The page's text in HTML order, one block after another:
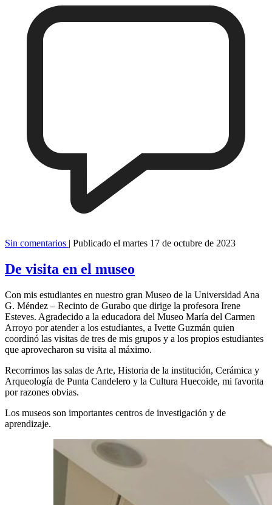
Sin comentarios | Publicado el martes 17 de octubre de 2023
De visita en el museo
Con mis estudiantes en nuestro gran Museo de la Universidad Ana
G. Méndez – Recinto de Gurabo que dirige la profesora Irene
Esteves. Agradecido a la educadora del Museo María del Carmen
Arroyo por atender a los estudiantes, a Ivette Guzmán quien
coordinó las visitas de tres de mis grupos y a los propios estudiantes
que aprovecharon su visita al máximo.
Recorrimos las salas de Arte, Historia de la institución, Cerámica y
Arqueología de Punta Candelero y la Cultura Huecoide, mi favorita
por razones obvias.
Los museos son importantes centros de investigación y de
aprendizaje.